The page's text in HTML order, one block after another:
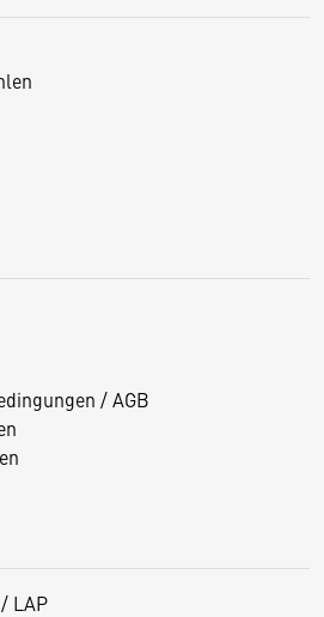
/ AGB
LAP